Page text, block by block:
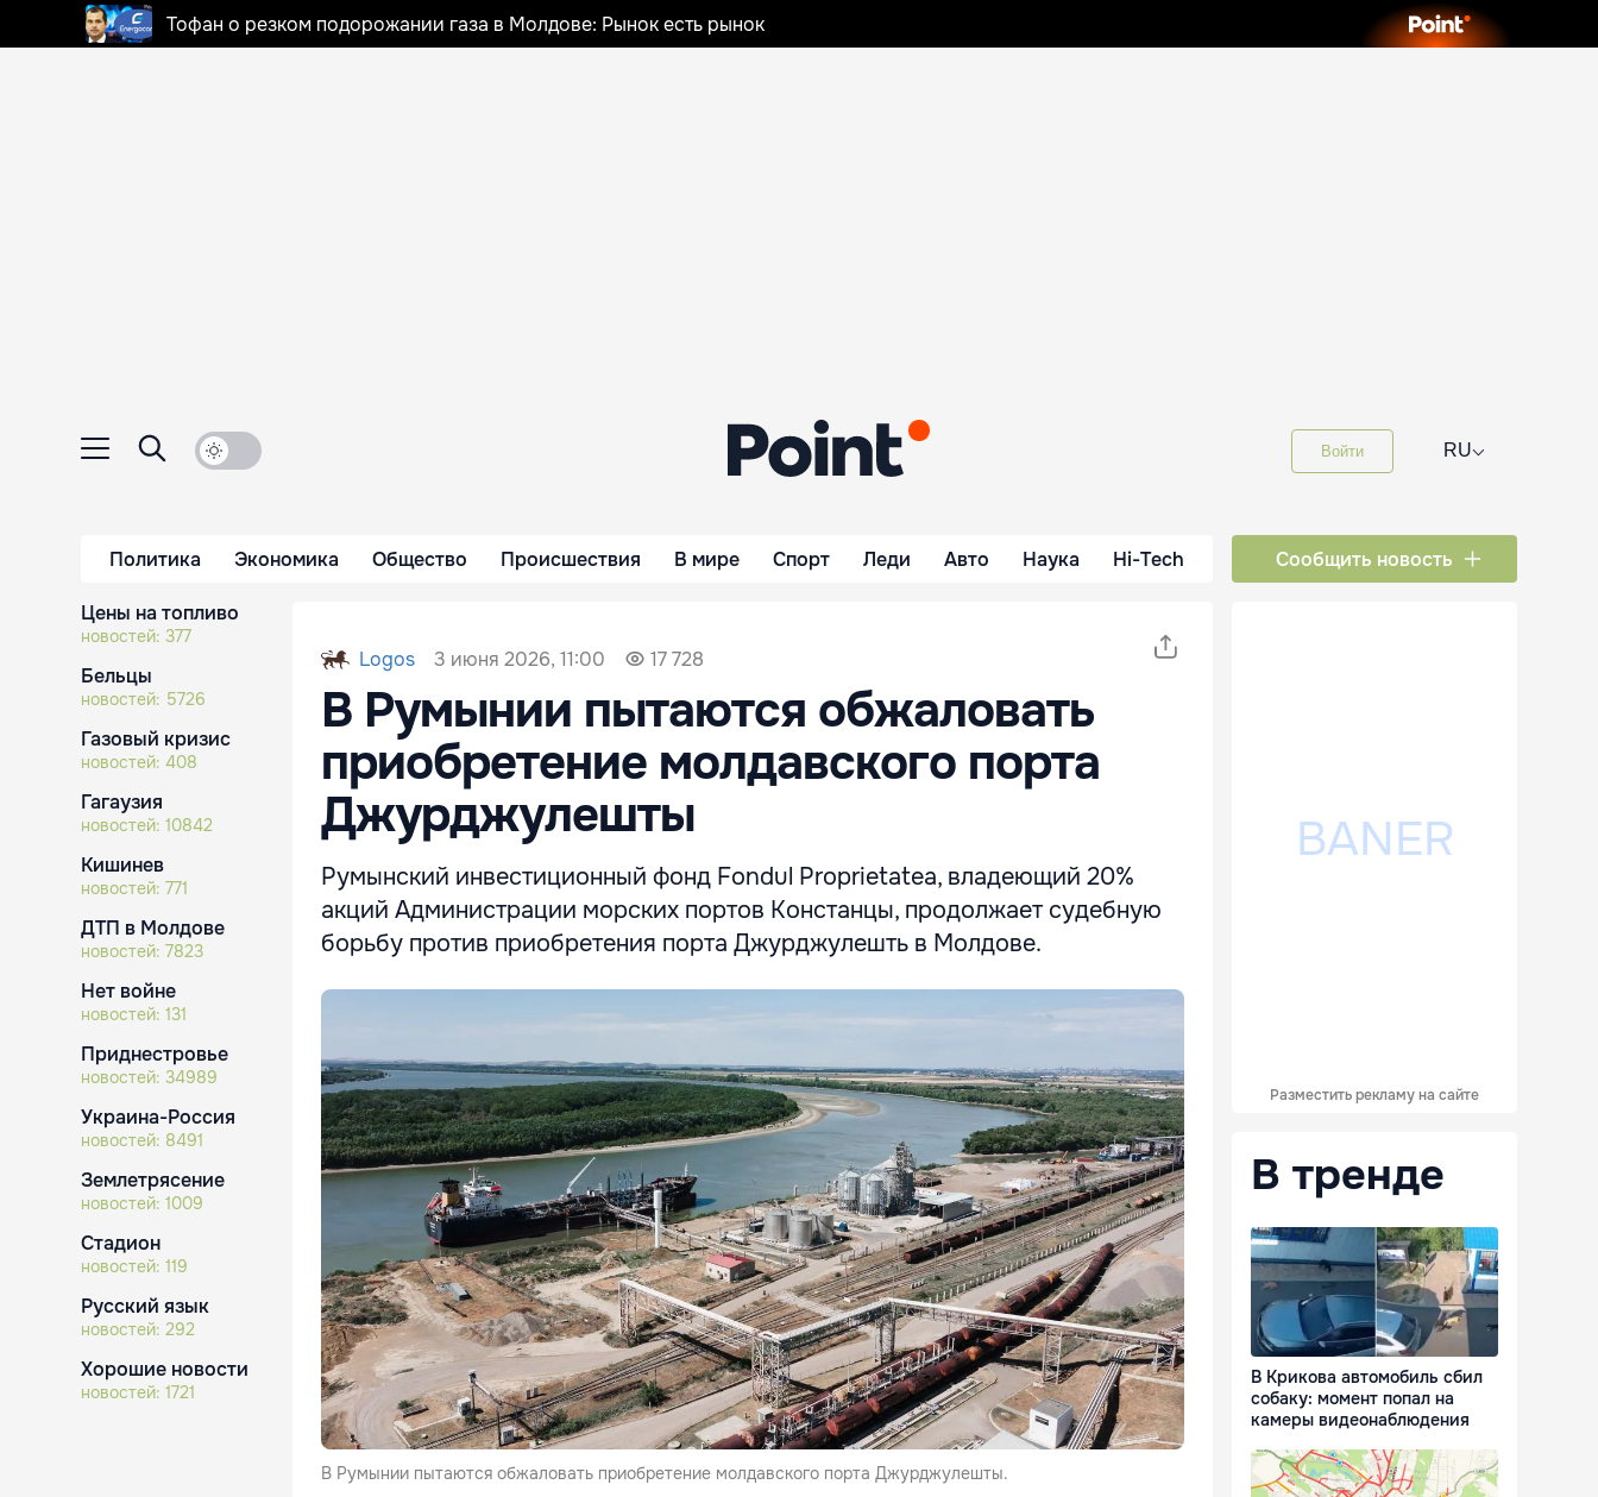
Тофан о резком подорожании газа в Молдове: Рынок есть рынок
Войти RU⌵
Политика Экономика Общество Происшествия В мире Спорт Леди Авто Наука Hi-Tech Сообщить новость
Цены на топливо
новостей: 377
Бельцы
новостей: 5726
Газовый кризис
новостей: 408
Гагаузия
новостей: 10842
Кишинев
новостей: 771
ДТП в Молдове
новостей: 7823
Нет войне
новостей: 131
Приднестровье
новостей: 34989
Украина-Россия
новостей: 8491
Землетрясение
новостей: 1009
Стадион
новостей: 119
Русский язык
новостей: 292
Хорошие новости
новостей: 1721
Logos 3 июня 2026, 11:00 17 728
В Румынии пытаются обжаловать
приобретение молдавского порта
Джурджулешты
Румынский инвестиционный фонд Fondul Proprietatea, владеющий 20%
акций Администрации морских портов Констанцы, продолжает судебную
борьбу против приобретения порта Джурджулешть в Молдове.
В Румынии пытаются обжаловать приобретение молдавского порта Джурджулешты.
Разместить рекламу на сайте
В тренде
В Крикова автомобиль сбил
собаку: момент попал на
камеры видеонаблюдения